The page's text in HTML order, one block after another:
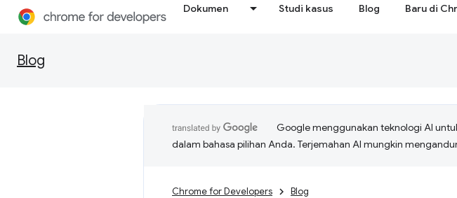
Dokumen Studi kasus Blog Baru di
Blog
Google menggunakan teknologi AI
dalam bahasa pilihan Anda. Terjemahan AI mungkin
Chrome for Developers Blog